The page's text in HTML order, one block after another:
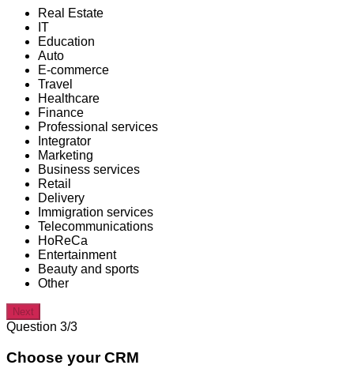
Real Estate
IT
Education
Auto
E-commerce
Travel
Healthcare
Finance
Professional services
Integrator
Marketing
Business services
Retail
Delivery
Immigration services
Telecommunications
HoReCa
Entertainment
Beauty and sports
Other
Next
Question 3/3
Choose your CRM